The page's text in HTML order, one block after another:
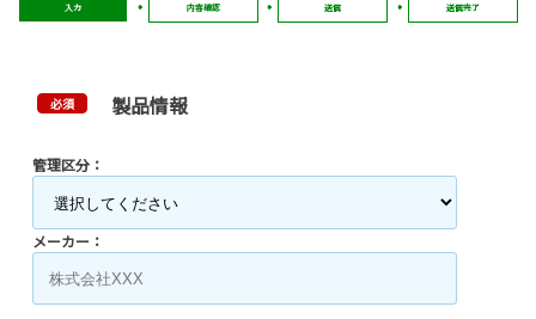
入力 内容確認 送信 送信完了
必須 製品情報
管理区分：
メーカー：